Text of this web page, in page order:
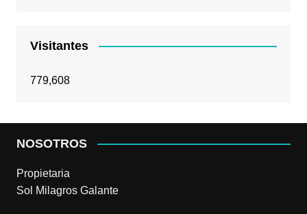
Visitantes
779,608
NOSOTROS
Propietaria
Sol Milagros Galante